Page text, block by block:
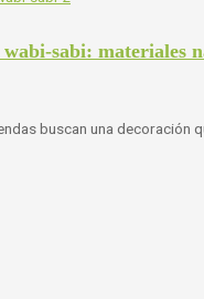
sabi: materiales
buscan una decoración